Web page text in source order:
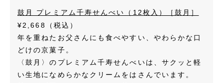
鼓月 プレミアム千寿せんべい（12枚入）［鼓月］
¥2,668（税込）
年を重ねたお父さんにも食べやすい、やわらかな口
どけの京菓子。
〈鼓月〉のプレミアム千寿せんべいは、サクッと軽
い生地になめらかなクリームをはさんでいます。